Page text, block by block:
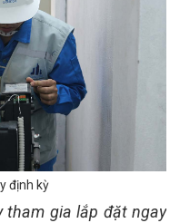
định kỳ
tham gia lắp đặt ngay